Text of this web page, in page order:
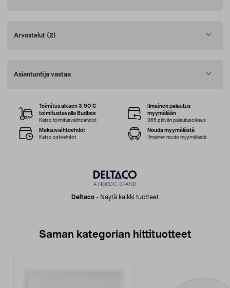
Arvostelut (2)
Asiantuntija vastaa
Deltaco - Näytä kaikki tuotteet
Toimitus alkaen 3,90 €
toimitustavalla Budbee
Katso toimitusvaihtoehdot
Ilmainen palautus
myymälään
365 päivän palautusoikeus
Maksuvaihtoehdot
Katso ostoehdot
Nouda myymälästä
Ilmainen nouto myymälästä
Saman kategorian hittituotteet